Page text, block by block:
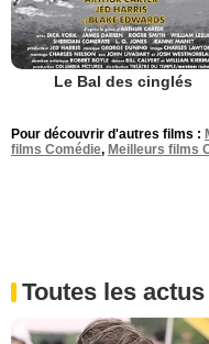
Le Bal des cinglés
Pour découvrir d'autres films :
films Comédie, Meilleurs films
Toutes les